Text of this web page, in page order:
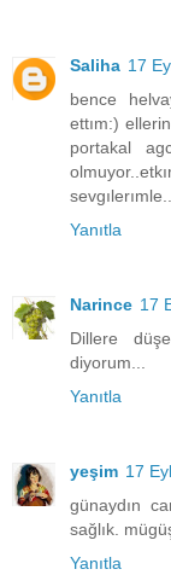
Saliha 17
bence
ettım:)
portakal
sevgılerımle...
Yanıtla
Narince 17
Dillere
diyorum...
Yanıtla
yeşim 17
günaydın
sağlık.
Yanıtla